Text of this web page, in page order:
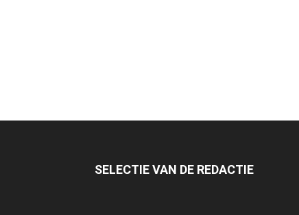
SELECTIE VAN DE REDACTIE